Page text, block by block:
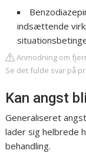
indsættende
Anmodning om
Se det fulde svar på
Kan angst
Generaliseret
lader sig helbrede
behandling.